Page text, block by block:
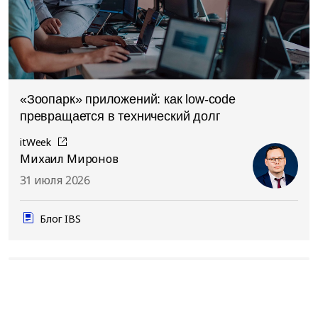
«Зоопарк» приложений: как low-code
превращается в технический долг
itWeek
Михаил Миронов
31 июля 2026
Блог IBS